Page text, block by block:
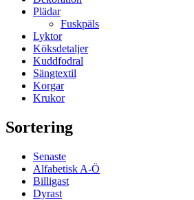
Plädar
Fuskpäls
Lyktor
Köksdetaljer
Kuddfodral
Sängtextil
Korgar
Krukor
Sortering
Senaste
Alfabetisk A-Ö
Billigast
Dyrast